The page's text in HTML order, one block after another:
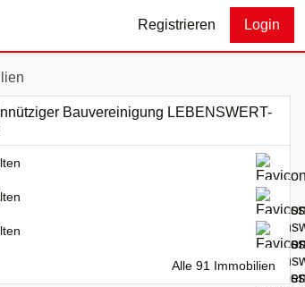
Registrieren Login
Bauvereinigung LEBENSWERT-
Alle 91 Immobilien